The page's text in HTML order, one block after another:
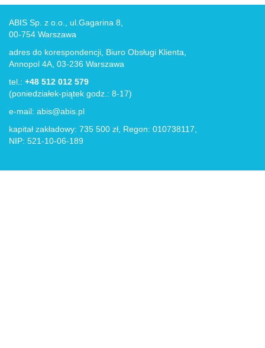
ABIS Sp. z o.o., ul.Gagarina 8,
00-754 Warszawa
adres do korespondencji, Biuro Obsługi Klienta,
Annopol 4A, 03-236 Warszawa
tel.: +48 512 012 579
(poniedziałek-piątek godz.: 8-17)
e-mail: abis@abis.pl
kapitał zakładowy: 735 500 zł, Regon: 010738117,
NIP: 521-10-06-189